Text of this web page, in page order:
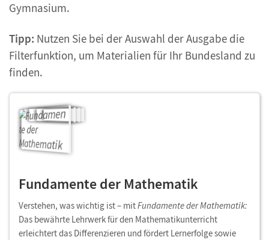
Gymnasium.
Tipp: Nutzen Sie bei der Auswahl der Ausgabe die
Filterfunktion, um Materialien für Ihr Bundesland zu
finden.
Fundamente der Mathematik
Verstehen, was wichtig ist – mitFundamente der Mathematik:
Das bewährte Lehrwerk für den Mathematikunterricht
erleichtert das Differenzieren und fördert Lernerfolge sowie